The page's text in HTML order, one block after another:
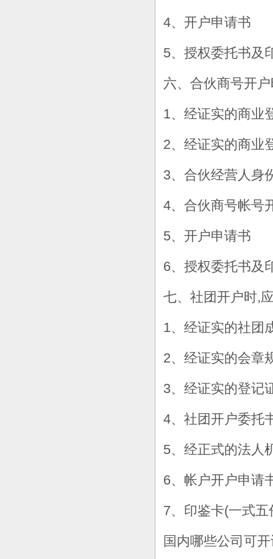
4、开户申请书
5、授权委托书及
六、合伙商号开
1、经证实的商业
2、经证实的商业
3、合伙经营人身
4、合伙商号帐号
5、开户申请书
6、授权委托书及
七、社团开户时,
1、经证实的社团
2、经证实的会章
3、经证实的登记
4、社团开户委托
5、经正式的法人
6、帐户开户申请
7、印鉴卡(一式五
国内哪些公司可